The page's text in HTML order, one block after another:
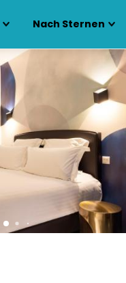
Nach Sternen